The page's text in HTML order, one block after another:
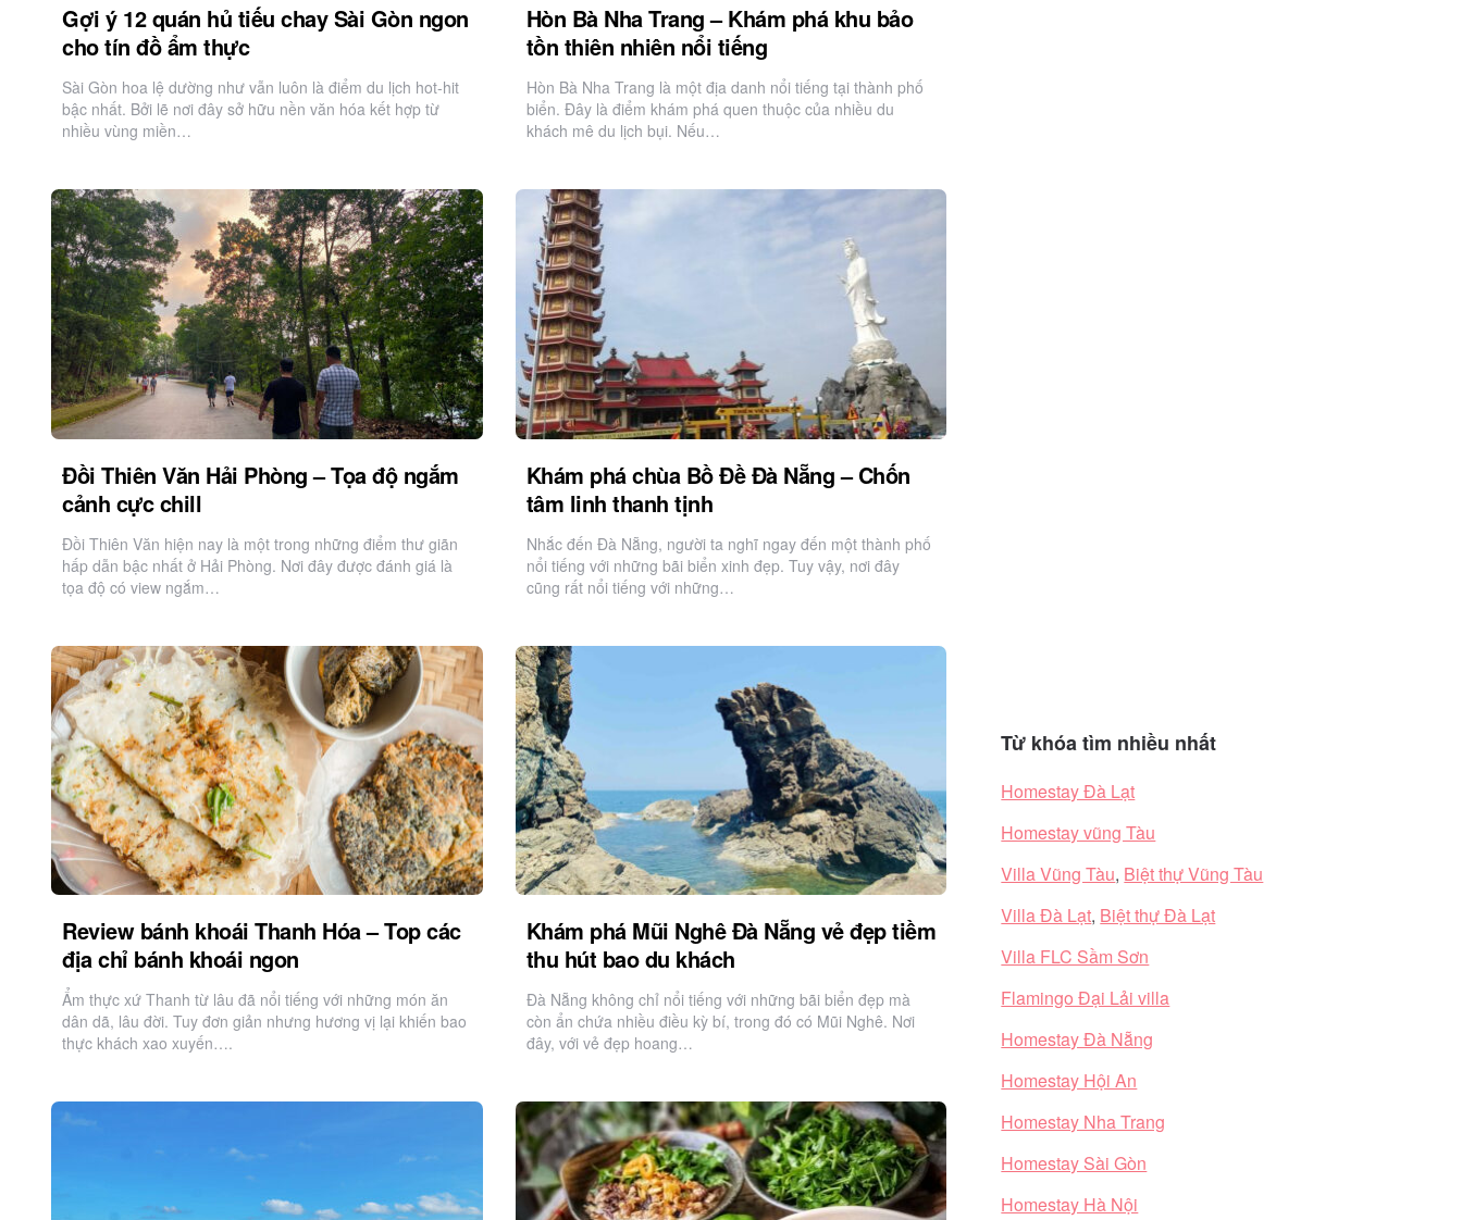
Gợi ý 12 quán hủ tiếu chay Sài Gòn ngon
cho tín đồ ẩm thực
Sài Gòn hoa lệ dường như vẫn luôn là điểm du lịch hot-hit
bậc nhất. Bởi lẽ nơi đây sở hữu nền văn hóa kết hợp từ
nhiều vùng miền…
Hòn Bà Nha Trang – Khám phá khu bảo
tồn thiên nhiên nổi tiếng
Hòn Bà Nha Trang là một địa danh nổi tiếng tại thành phố
biển. Đây là điểm khám phá quen thuộc của nhiều du
khách mê du lịch bụi. Nếu…
Đồi Thiên Văn Hải Phòng – Tọa độ ngắm
cảnh cực chill
Đồi Thiên Văn hiện nay là một trong những điểm thư giãn
hấp dẫn bậc nhất ở Hải Phòng. Nơi đây được đánh giá là
tọa độ có view ngắm…
Khám phá chùa Bồ Đề Đà Nẵng – Chốn
tâm linh thanh tịnh
Nhắc đến Đà Nẵng, người ta nghĩ ngay đến một thành phố
nổi tiếng với những bãi biển xinh đẹp. Tuy vậy, nơi đây
cũng rất nổi tiếng với những…
Review bánh khoái Thanh Hóa – Top các
địa chỉ bánh khoái ngon
Ẩm thực xứ Thanh từ lâu đã nổi tiếng với những món ăn
dân dã, lâu đời. Tuy đơn giản nhưng hương vị lại khiến bao
thực khách xao xuyến….
Khám phá Mũi Nghê Đà Nẵng vẻ đẹp tiềm
thu hút bao du khách
Đà Nẵng không chỉ nổi tiếng với những bãi biển đẹp mà
còn ẩn chứa nhiều điều kỳ bí, trong đó có Mũi Nghê. Nơi
đây, với vẻ đẹp hoang…
Từ khóa tìm nhiều nhất
Homestay Đà Lạt
Homestay vũng Tàu
Villa Vũng Tàu, Biệt thự Vũng Tàu
Villa Đà Lạt, Biệt thự Đà Lạt
Villa FLC Sầm Sơn
Flamingo Đại Lải villa
Homestay Đà Nẵng
Homestay Hội An
Homestay Nha Trang
Homestay Sài Gòn
Homestay Hà Nội